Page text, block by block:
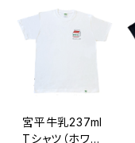
宮平牛乳237ml
Tシャツ（ホワイ